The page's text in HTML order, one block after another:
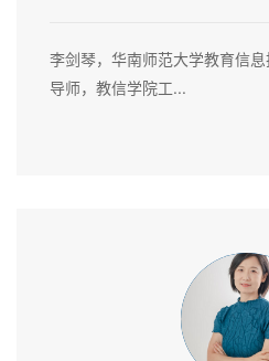
李剑琴，华南师范大学教育信
导师，教信学院工...